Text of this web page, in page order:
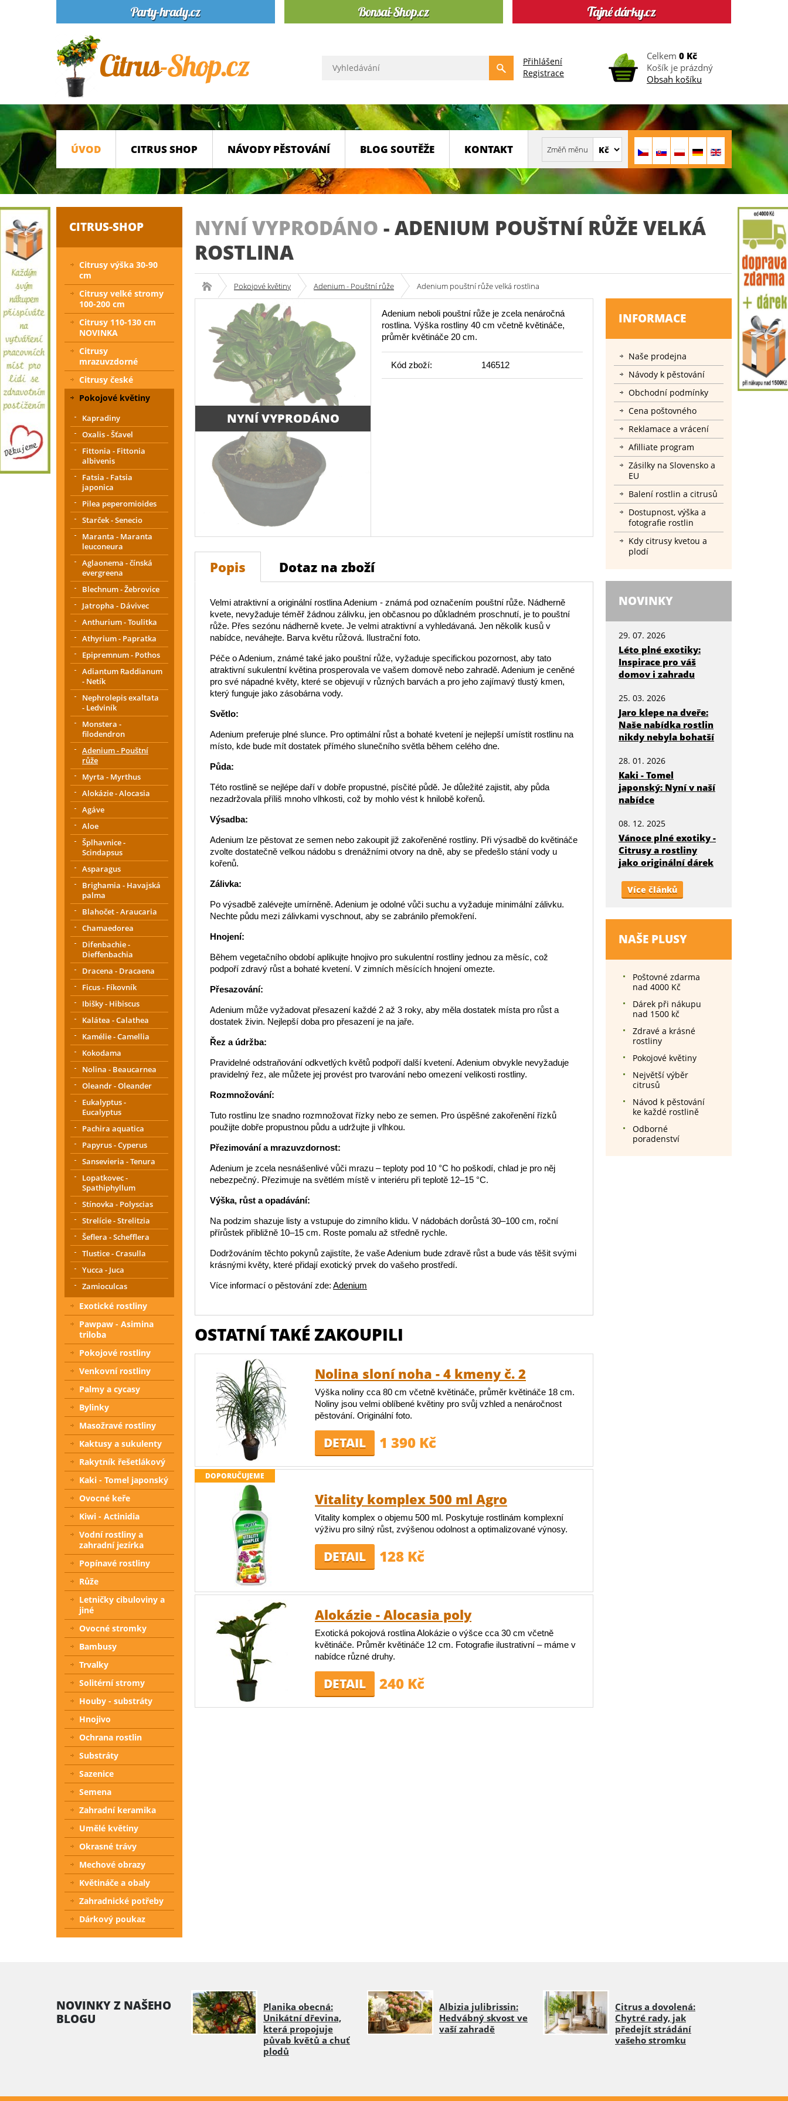
Přihlášení
Registrace
Celkem 0 Kč
Košík je prázdný
Obsah košíku
ÚVOD CITRUS SHOP NÁVODY PĚSTOVÁNÍ BLOG SOUTĚŽE KONTAKT
NYNÍ VYPRODÁNO - ADENIUM POUŠTNÍ RŮŽE VELKÁ
ROSTLINA
Pokojové květiny Adenium - Pouštní růže Adenium pouštní růže velká rostlina
NYNÍ VYPRODÁNO
Adenium neboli pouštní růže je zcela nenáročná
rostlina. Výška rostliny 40 cm včetně květináče,
průměr květináče 20 cm.
Kód zboží: 146512
Popis Dotaz na zboží
Velmi atraktivní a originální rostlina Adenium - známá pod označením pouštní růže. Nádherně
kvete, nevyžaduje téměř žádnou zálivku, jen občasnou po důkladném proschnutí, je to pouštní
růže. Přes sezónu nádherně kvete. Je velmi atraktivní a vyhledávaná. Jen několik kusů v
nabídce, neváhejte. Barva květu růžová. Ilustrační foto.
Péče o Adenium, známé také jako pouštní růže, vyžaduje specifickou pozornost, aby tato
atraktivní sukulentní květina prosperovala ve vašem domově nebo zahradě. Adenium je ceněné
pro své nápadné květy, které se objevují v různých barvách a pro jeho zajímavý tlustý kmen,
který funguje jako zásobárna vody.
Světlo:
Adenium preferuje plné slunce. Pro optimální růst a bohaté kvetení je nejlepší umístit rostlinu na
místo, kde bude mít dostatek přímého slunečního světla během celého dne.
Půda:
Této rostlině se nejlépe daří v dobře propustné, písčité půdě. Je důležité zajistit, aby půda
nezadržovala příliš mnoho vlhkosti, což by mohlo vést k hnilobě kořenů.
Výsadba:
Adenium lze pěstovat ze semen nebo zakoupit již zakořeněné rostliny. Při výsadbě do květináče
zvolte dostatečně velkou nádobu s drenážními otvory na dně, aby se předešlo stání vody u
kořenů.
Zálivka:
Po výsadbě zalévejte umírněně. Adenium je odolné vůči suchu a vyžaduje minimální zálivku.
Nechte půdu mezi zálivkami vyschnout, aby se zabránilo přemokření.
Hnojení:
Během vegetačního období aplikujte hnojivo pro sukulentní rostliny jednou za měsíc, což
podpoří zdravý růst a bohaté kvetení. V zimních měsících hnojení omezte.
Přesazování:
Adenium může vyžadovat přesazení každé 2 až 3 roky, aby měla dostatek místa pro růst a
dostatek živin. Nejlepší doba pro přesazení je na jaře.
Řez a údržba:
Pravidelné odstraňování odkvetlých květů podpoří další kvetení. Adenium obvykle nevyžaduje
pravidelný řez, ale můžete jej provést pro tvarování nebo omezení velikosti rostliny.
Rozmnožování:
Tuto rostlinu lze snadno rozmnožovat řízky nebo ze semen. Pro úspěšné zakořenění řízků
použijte dobře propustnou půdu a udržujte ji vlhkou.
Přezimování a mrazuvzdornost:
Adenium je zcela nesnášenlivé vůči mrazu – teploty pod 10 °C ho poškodí, chlad je pro něj
nebezpečný. Přezimuje na světlém místě v interiéru při teplotě 12–15 °C.
Výška, růst a opadávání:
Na podzim shazuje listy a vstupuje do zimního klidu. V nádobách dorůstá 30–100 cm, roční
přírůstek přibližně 10–15 cm. Roste pomalu až středně rychle.
Dodržováním těchto pokynů zajistíte, že vaše Adenium bude zdravě růst a bude vás těšit svými
krásnými květy, které přidají exotický prvek do vašeho prostředí.
Více informací o pěstování zde: Adenium
OSTATNÍ TAKÉ ZAKOUPILI
Nolina sloní noha - 4 kmeny č. 2
Výška noliny cca 80 cm včetně květináče, průměr květináče 18 cm.
Noliny jsou velmi oblíbené květiny pro svůj vzhled a nenáročnost
pěstování. Originální foto.
DETAIL 1 390 Kč
DOPORUČUJEME
Vitality komplex 500 ml Agro
Vitality komplex o objemu 500 ml. Poskytuje rostlinám komplexní
výživu pro silný růst, zvýšenou odolnost a optimalizované výnosy.
DETAIL 128 Kč
Alokázie - Alocasia poly
Exotická pokojová rostlina Alokázie o výšce cca 30 cm včetně
květináče. Průměr květináče 12 cm. Fotografie ilustrativní – máme v
nabídce různé druhy.
DETAIL 240 Kč
INFORMACE
Naše prodejna
Návody k pěstování
Obchodní podmínky
Cena poštovného
Reklamace a vrácení
Afilliate program
Zásilky na Slovensko a
EU
Balení rostlin a citrusů
Dostupnost, výška a
fotografie rostlin
Kdy citrusy kvetou a
plodí
NOVINKY
29. 07. 2026
Léto plné exotiky:
Inspirace pro váš
domov i zahradu
25. 03. 2026
Jaro klepe na dveře:
Naše nabídka rostlin
nikdy nebyla bohatší
28. 01. 2026
Kaki - Tomel
japonský: Nyní v naší
nabídce
08. 12. 2025
Vánoce plné exotiky -
Citrusy a rostliny
jako originální dárek
Více článků
NAŠE PLUSY
Poštovné zdarma
nad 4000 Kč
Dárek při nákupu
nad 1500 kč
Zdravé a krásné
rostliny
Pokojové květiny
Největší výběr
citrusů
Návod k pěstování
ke každé rostlině
Odborné
poradenství
CITRUS-SHOP
Citrusy výška 30-90
cm
Citrusy velké stromy
100-200 cm
Citrusy 110-130 cm
NOVINKA
Citrusy
mrazuvzdorné
Citrusy české
Pokojové květiny
Kapradiny
Oxalis - Šťavel
Fittonia - Fittonia
albivenis
Fatsia - Fatsia
japonica
Pilea peperomioides
Starček - Senecio
Maranta - Maranta
leuconeura
Aglaonema - čínská
evergreena
Blechnum - Žebrovice
Jatropha - Dávivec
Anthurium - Toulitka
Athyrium - Papratka
Epipremnum - Pothos
Adiantum Raddianum
- Netík
Nephrolepis exaltata
- Ledviník
Monstera -
filodendron
Adenium - Pouštní
růže
Myrta - Myrthus
Alokázie - Alocasia
Agáve
Aloe
Šplhavnice -
Scindapsus
Asparagus
Brighamia - Havajská
palma
Blahočet - Araucaria
Chamaedorea
Difenbachie -
Dieffenbachia
Dracena - Dracaena
Ficus - Fíkovník
Ibišky - Hibiscus
Kalátea - Calathea
Kamélie - Camellia
Kokodama
Nolina - Beaucarnea
Oleandr - Oleander
Eukalyptus -
Eucalyptus
Pachira aquatica
Papyrus - Cyperus
Sansevieria - Tenura
Lopatkovec -
Spathiphyllum
Stínovka - Polyscias
Strelície - Strelitzia
Šeflera - Schefflera
Tlustice - Crasulla
Yucca - Juca
Zamioculcas
Exotické rostliny
Pawpaw - Asimina
triloba
Pokojové rostliny
Venkovní rostliny
Palmy a cycasy
Bylinky
Masožravé rostliny
Kaktusy a sukulenty
Rakytník řešetlákový
Kaki - Tomel japonský
Ovocné keře
Kiwi - Actinidia
Vodní rostliny a
zahradní jezírka
Popínavé rostliny
Růže
Letničky cibuloviny a
jiné
Ovocné stromky
Bambusy
Trvalky
Solitérní stromy
Houby - substráty
Hnojivo
Ochrana rostlin
Substráty
Sazenice
Semena
Zahradní keramika
Umělé květiny
Okrasné trávy
Mechové obrazy
Květináče a obaly
Zahradnické potřeby
Dárkový poukaz
NOVINKY Z NAŠEHO
BLOGU
Planika obecná:
Unikátní dřevina,
která propojuje
půvab květů a chuť
plodů
Albizia julibrissin:
Hedvábný skvost ve
vaší zahradě
Citrus a dovolená:
Chytré rady, jak
předejít strádání
vašeho stromku